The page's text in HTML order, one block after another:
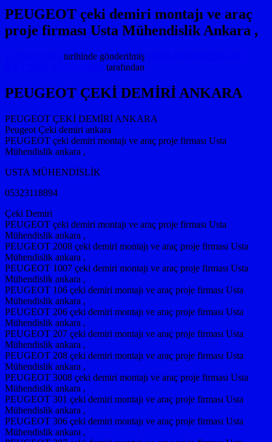
PEUGEOT çeki demiri montajı ve araç
proje firması Usta Mühendislik Ankara ,
tarihinde gönderilmiş
tarafından
PEUGEOT ÇEKİ DEMİRİ ANKARA
PEUGEOT ÇEKİ DEMİRİ ANKARA
Peugeot Çeki demiri ankara
PEUGEOT çeki demiri montajı ve araç proje firması Usta
Mühendislik ankara ,
USTA MÜHENDİSLİK
05323118894
Çeki Demiri
PEUGEOT çeki demiri montajı ve araç proje firması Usta
Mühendislik ankara ,
PEUGEOT 2008 çeki demiri montajı ve araç proje firması Usta
Mühendislik ankara ,
PEUGEOT 1007 çeki demiri montajı ve araç proje firması Usta
Mühendislik ankara ,
PEUGEOT 106 çeki demiri montajı ve araç proje firması Usta
Mühendislik ankara ,
PEUGEOT 206 çeki demiri montajı ve araç proje firması Usta
Mühendislik ankara ,
PEUGEOT 207 çeki demiri montajı ve araç proje firması Usta
Mühendislik ankara ,
PEUGEOT 208 çeki demiri montajı ve araç proje firması Usta
Mühendislik ankara ,
PEUGEOT 3008 çeki demiri montajı ve araç proje firması Usta
Mühendislik ankara ,
PEUGEOT 301 çeki demiri montajı ve araç proje firması Usta
Mühendislik ankara ,
PEUGEOT 306 çeki demiri montajı ve araç proje firması Usta
Mühendislik ankara ,